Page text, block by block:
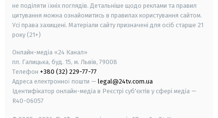
не поділяти їхніх поглядів. Детальніше щодо реклами та правил
цитування можна ознайомитись в правилах користування сайтом.
Усі права захищені. Матеріали сайту призначені для осіб старше 21
року (21+)
Онлайн-медіа «24 Канал»
пл. Галицька, буд. 15, м. Львів, 79008
Телефон +380 (32) 229-77-77
Адреса електронної пошти — legal@24tv.com.ua
Ідентифікатор онлайн-медіа в Реєстрі суб'єктів у сфері медіа —
R40-06057